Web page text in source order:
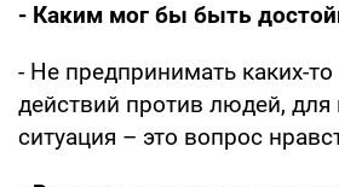
- Каким мог бы быть
- Не предпринимать каких-
действий против людей, для
ситуация – это вопрос